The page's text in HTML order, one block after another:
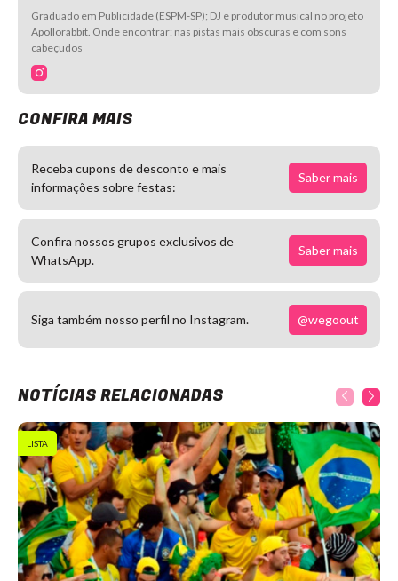
Graduado em Publicidade (ESPM-SP); DJ e produtor musical no projeto
Apollorabbit. Onde encontrar: nas pistas mais obscuras e com sons
cabeçudos
CONFIRA MAIS
Receba cupons de desconto e mais
informações sobre festas:
Saber mais
Confira nossos grupos exclusivos de
WhatsApp.
Saber mais
Siga também nosso perfil no Instagram. @wegoout
NOTÍCIAS RELACIONADAS
LISTA